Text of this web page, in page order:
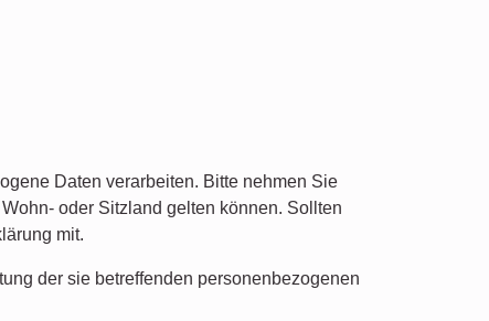
Daten verarbeiten. Bitte nehmen Sie
oder Sitzland gelten können. Sollten
mit.
der sie betreffenden personenbezogenen